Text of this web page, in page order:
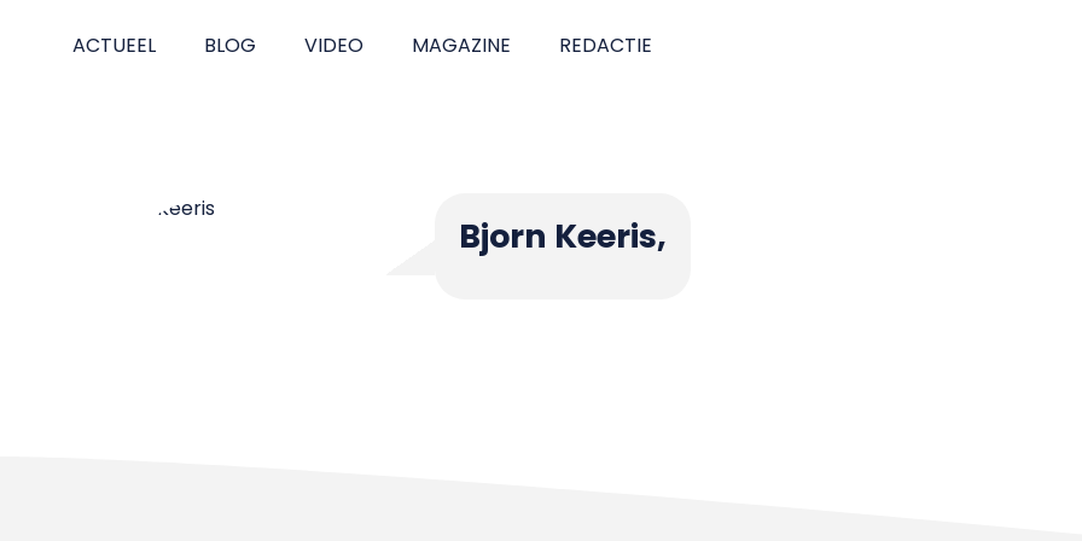
ACTUEEL BLOG VIDEO MAGAZINE REDACTIE
Bjorn Keeris,